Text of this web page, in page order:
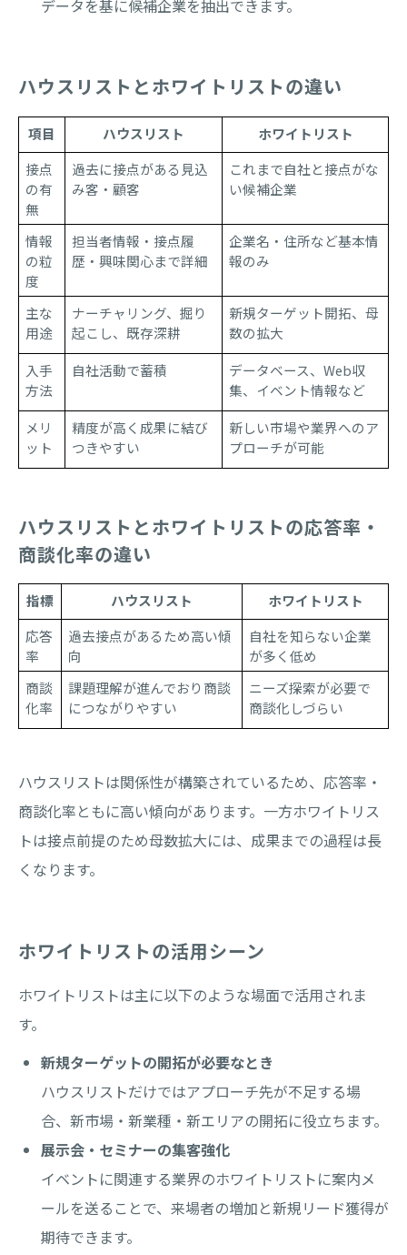
データを基に候補企業を抽出できます。
ハウスリストとホワイトリストの違い
項目 ハウスリスト
ホワイトリスト
接点
の有
無
過去に接点がある見込
み客・顧客
これまで自社と接点がな
い候補企業
情報
の粒
度
担当者情報・接点履
歴・興味関心まで詳細
企業名・住所など基本情
報のみ
主な
用途
ナーチャリング、掘り
起こし、既存深耕
新規ターゲット開拓、母
数の拡大
入手
方法
自社活動で蓄積
データベース、Web収
集、イベント情報など
メリ
ット
精度が高く成果に結び
つきやすい
新しい市場や業界へのア
プローチが可能
ハウスリストとホワイトリストの応答率・
商談化率の違い
指標 ハウスリスト
ホワイトリスト
応答
率
過去接点があるため高い傾
向
自社を知らない企業
が多く低め
商談
化率
課題理解が進んでおり商談
につながりやすい
ニーズ探索が必要で
商談化しづらい
ハウスリストは関係性が構築されているため、応答率・
商談化率ともに高い傾向があります。一方ホワイトリス
トは接点前提のため母数拡大には、成果までの過程は長
くなります。
ホワイトリストの活用シーン
ホワイトリストは主に以下のような場面で活用されま
す。
新規ターゲットの開拓が必要なとき
ハウスリストだけではアプローチ先が不足する場
合、新市場・新業種・新エリアの開拓に役立ちます。
展示会・セミナーの集客強化
イベントに関連する業界のホワイトリストに案内メ
ールを送ることで、来場者の増加と新規リード獲得が
期待できます。